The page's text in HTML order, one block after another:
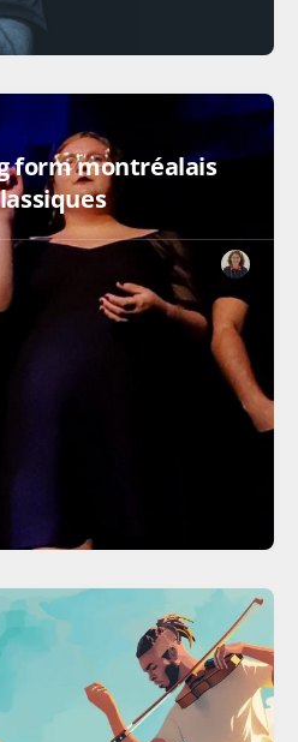
form montréalais